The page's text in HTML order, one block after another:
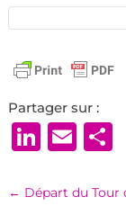
Partager sur :
← Départ du Tour